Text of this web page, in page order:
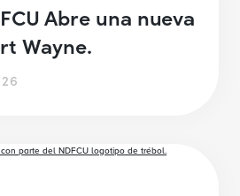
Abre una nueva
Wayne.